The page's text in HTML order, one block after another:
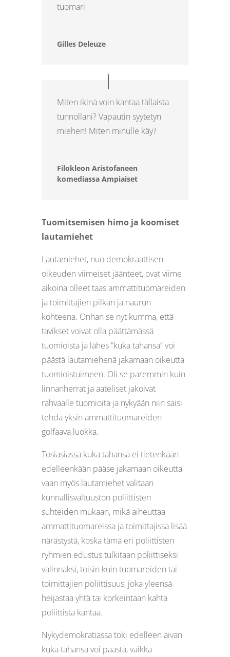
tuomari
Gilles Deleuze
Miten ikinä voin kantaa tällaista
tunnollani? Vapautin syytetyn
miehen! Miten minulle käy?
Filokleon Aristofaneen
komediassa Ampiaiset
Tuomitsemisen himo ja koomiset
lautamiehet
Lautamiehet, nuo demokraattisen
oikeuden viimeiset jäänteet, ovat viime
aikoina olleet taas ammattituomareiden
ja toimittajien pilkan ja naurun
kohteena. Onhan se nyt kumma, että
tavikset voivat olla päättämässä
tuomioista ja lähes ”kuka tahansa” voi
päästä lautamiehenä jakamaan oikeutta
tuomioistuimeen. Oli se paremmin kuin
linnanherrat ja aateliset jakoivat
rahvaalle tuomioita ja nykyään niin saisi
tehdä yksin ammattituomareiden
golfaava luokka.
Tosiasiassa kuka tahansa ei tietenkään
edelleenkään pääse jakamaan oikeutta
vaan myös lautamiehet valitaan
kunnallisvaltuuston poliittisten
suhteiden mukaan, mikä aiheuttaa
ammattituomareissa ja toimittajissa lisää
närästystä, koska tämä eri poliittisten
ryhmien edustus tulkitaan poliittiseksi
valinnaksi, toisin kuin tuomareiden tai
toimittajien poliittisuus, joka yleensä
heijastaa yhtä tai korkeintaan kahta
poliittista kantaa.
Nykydemokratiassa toki edelleen aivan
kuka tahansa voi päästä, vaikka